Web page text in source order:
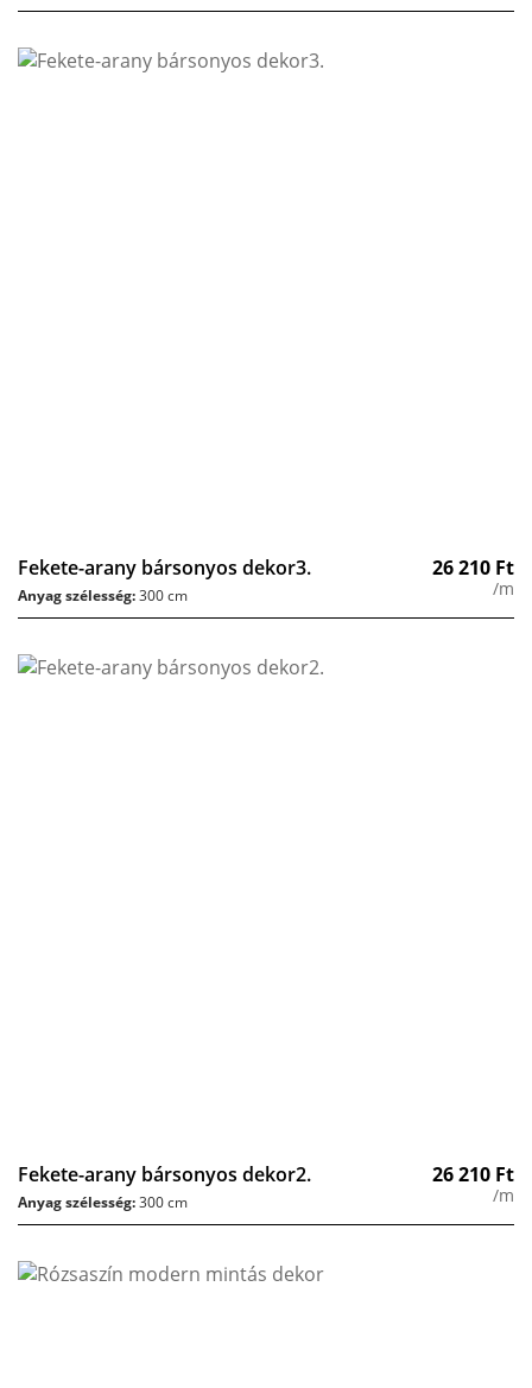
Fekete-arany bársonyos dekor3. 26 210 Ft
/m
Anyag szélesség:300 cm
Fekete-arany bársonyos dekor2. 26 210 Ft
/m
Anyag szélesség:300 cm